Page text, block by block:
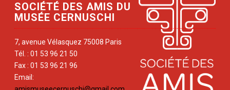
SOCIÉTÉ DES AMIS DU
MUSÉE CERNUSCHI
7, avenue Vélasquez 75008 Paris
Tél. : 01 53 96 21 50
Fax : 01 53 96 21 96
Email: